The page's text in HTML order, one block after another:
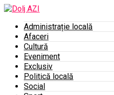
Administrație locală
Afaceri
Cultură
Eveniment
Exclusiv
Politică locală
Social